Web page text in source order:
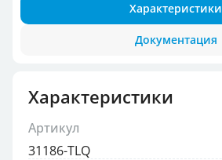
Характеристики
Документация
Характеристики
Артикул
31186-TLQ